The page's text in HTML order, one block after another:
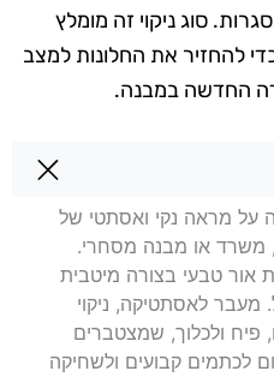
סוג ניקוי זה מומלץ
להחזיר את החלונות למצב
החדשה במבנה.
בבית שאן
על מראה נקי ואסתטי של
משרד או מבנה מסחרי.
אור טבעי בצורה מיטבית
לאסתטיקה, ניקוי
פיח ולכלוך, שמצטברים
לכתמים קבועים ולשחיקה